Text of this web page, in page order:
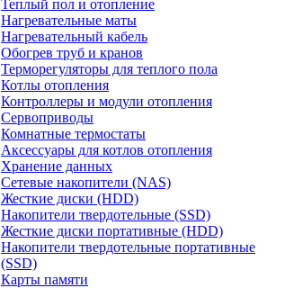
Теплый пол и отопление
Нагревательные маты
Нагревательный кабель
Обогрев труб и кранов
Терморегуляторы для теплого пола
Котлы отопления
Контроллеры и модули отопления
Сервоприводы
Комнатные термостаты
Аксессуары для котлов отопления
Хранение данных
Сетевые накопители (NAS)
Жесткие диски (HDD)
Накопители твердотельные (SSD)
Жесткие диски портативные (HDD)
Накопители твердотельные портативные
(SSD)
Карты памяти